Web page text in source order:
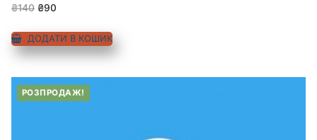
5.00
₴140 ₴90
ДОДАТИ В КОШИК
РОЗПРОДАЖ!